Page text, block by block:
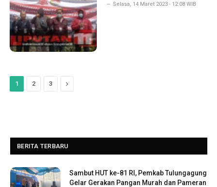
Selasa, 14 Maret 2023 - 12:08 WIB
1 2 3 Next
BERITA TERBARU
Sambut HUT ke-81 RI, Pemkab Tulungagung
Gelar Gerakan Pangan Murah dan Pameran